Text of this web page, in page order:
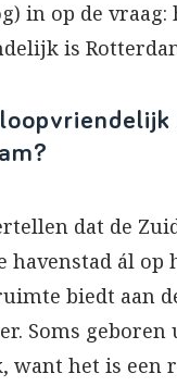
in op de vraag:
is
loopvriendelijk
dat de
havenstad ál op
biedt aan
Soms geboren
want het is een